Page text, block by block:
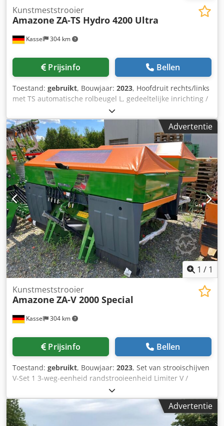
Kassel 304 km
Kunstmeststrooier
Amazone ZA-TS Hydro 4200 Ultra
Prijsinfo Bellen
Toestand: gebruikt, Bouwjaar: 2023, Hoofdruit rechts/links
met TS automatische rolbeugel L, gedeeltelijke inrichting /
zwenkbaar, fabrieksmatig gemonteerd. Hellingsensor voor
elektronisch weegsysteem / instelsysteem voor
inleidmechanisme. Profi-weegsysteem inbouwdelen voor
ZA basismachines. LED / Achterverlichting handmatig.
Dedst A Udgepfx Aa Iokr
Advertentie
1 / 1
Kassel 304 km
Kunstmeststrooier
Amazone ZA-V 2000 Special
Prijsinfo Bellen
Toestand: gebruikt, Bouwjaar: 2023, Set van strooischijven
V-Set 1 3-weg-eenheid randstrooieenheid Limiter V /
buisbeschermer S / afrolinrichting steekbaar / strooiwerk
ZA-V / opzetbak S / 2000 cardanas met slipkoppeling /
inbouwonderdelen voor ZA-basismachines / vuilvanger S /
LED-verlichting Dsdpet Dwh Refx Aa Iekr
Advertentie